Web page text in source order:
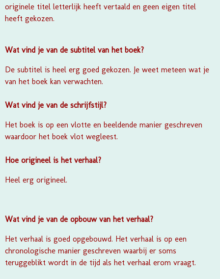
originele titel letterlijk heeft vertaald en geen eigen titel
heeft gekozen.
Wat vind je van de subtitel van het boek?
De subtitel is heel erg goed gekozen. Je weet meteen wat je
van het boek kan verwachten.
Wat vind je van de schrijfstijl?
Het boek is op een vlotte en beeldende manier geschreven
waardoor het boek vlot wegleest.
Hoe origineel is het verhaal?
Heel erg origineel.
Wat vind je van de opbouw van het verhaal?
Het verhaal is goed opgebouwd. Het verhaal is op een
chronologische manier geschreven waarbij er soms
teruggeblikt wordt in de tijd als het verhaal erom vraagt.